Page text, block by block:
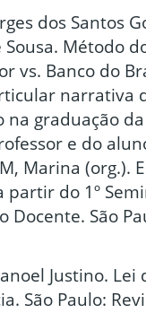
dos Santos
Método
vs. Banco do
narrativa
graduação da
e do
Marina
do 1º
Docente. São
Justino.
São Paulo: